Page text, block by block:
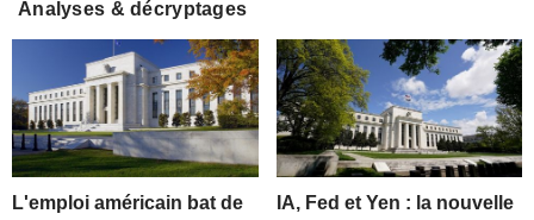
Analyses & décryptages
L'emploi américain bat de
IA, Fed et Yen : la nouvelle